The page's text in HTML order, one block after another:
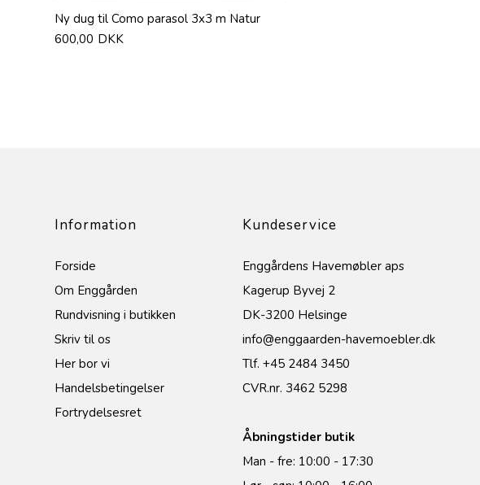
Ny dug til Como parasol 3x3 m Natur
600,00 DKK
Information
Forside
Om Enggården
Rundvisning i butikken
Skriv til os
Her bor vi
Handelsbetingelser
Fortrydelsesret
Kundeservice
Enggårdens Havemøbler aps
Kagerup Byvej 2
DK-3200 Helsinge
info@enggaarden-havemoebler.dk
Tlf. +45 2484 3450
CVR.nr. 3462 5298
Åbningstider butik
Man - fre: 10:00 - 17:30